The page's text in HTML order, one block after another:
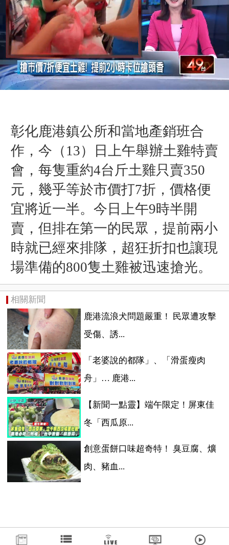
彰化鹿港鎮公所和當地產銷班合
作，今（13）日上午舉辦土雞特賣
會，每隻重約4台斤土雞只賣350
元，幾乎等於市價打7折，價格便
宜將近一半。今日上午9時半開
賣，但排在第一的民眾，提前兩小
時就已經來排隊，超狂折扣也讓現
場準備的800隻土雞被迅速搶光。
相關新聞
鹿港流浪犬問題嚴重！ 民眾遭攻擊
受傷、誘...
「老婆說的都隊」、「滑蛋瘦肉
舟」… 鹿港...
【新聞一點靈】端午限定！屏東佳
冬「西瓜原...
創意蛋餅口味超奇特！ 臭豆腐、爌
肉、豬血...